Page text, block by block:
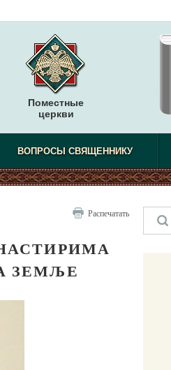
Поместные
церкви
ВОПРОСЫ СВЯЩЕННИКУ
Распечатать
ЗЕМЉЕ